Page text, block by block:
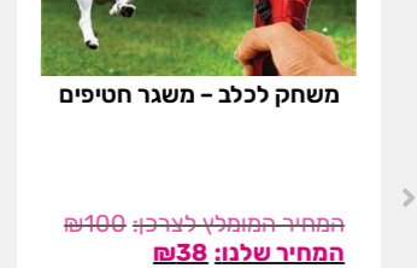
משחק לכלב – משגר חטיפים
₪100
₪38